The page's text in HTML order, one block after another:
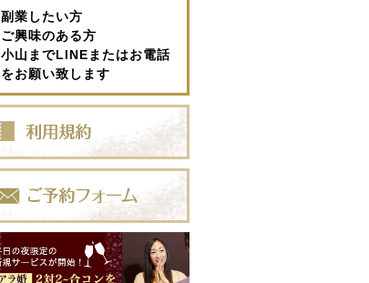
副業したい方
ご興味のある方
小山までLINEまたはお電話
をお願い致します